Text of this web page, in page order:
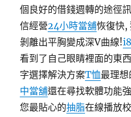
個良好的借錢週轉的途徑
信經營24小時當舖恢復快,
剝離出平胸變成深V曲線!
看到了自己眼睛裡面的東
字選擇解決方案T恤最理想
中當舖還在尋找軟體功能
您最貼心的抽脂在線播放